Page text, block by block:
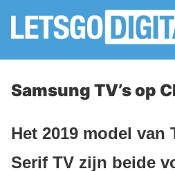
Samsung TV’s op
Het 2019 model van
Serif TV zijn beide